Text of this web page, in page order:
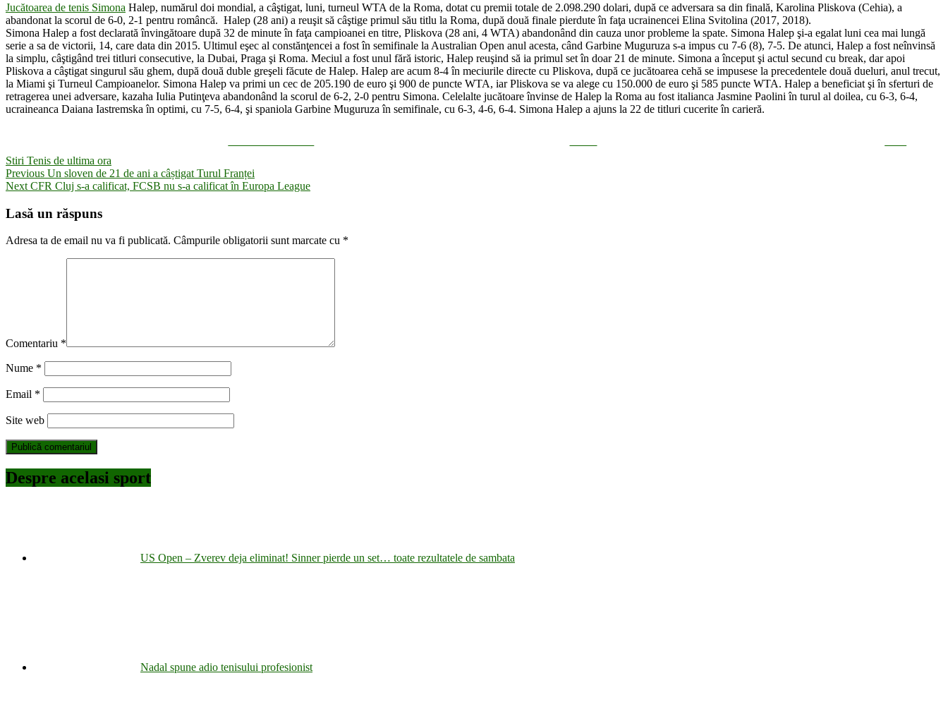
Jucătoarea de tenis Simona Halep, numărul doi mondial, a câştigat, luni, turneul WTA de la Roma, dotat cu premii totale de 2.098.290 dolari, după ce adversara sa din finală, Karolina Pliskova (Cehia), a
abandonat la scorul de 6-0, 2-1 pentru româncă. Halep (28 ani) a reuşit să câştige primul său titlu la Roma, după două finale pierdute în faţa ucrainencei Elina Svitolina (2017, 2018).
Simona Halep a fost declarată învingătoare după 32 de minute în faţa campioanei en titre, Pliskova (28 ani, 4 WTA) abandonând din cauza unor probleme la spate. Simona Halep şi-a egalat luni cea mai lungă
serie a sa de victorii, 14, care data din 2015. Ultimul eşec al constănţencei a fost în semifinale la Australian Open anul acesta, când Garbine Muguruza s-a impus cu 7-6 (8), 7-5. De atunci, Halep a fost neînvinsă
la simplu, câştigând trei titluri consecutive, la Dubai, Praga şi Roma. Meciul a fost unul fără istoric, Halep reuşind să ia primul set în doar 21 de minute. Simona a început şi actul secund cu break, dar apoi
Pliskova a câştigat singurul său ghem, după două duble greşeli făcute de Halep. Halep are acum 8-4 în meciurile directe cu Pliskova, după ce jucătoarea cehă se impusese la precedentele două dueluri, anul trecut,
la Miami şi Turneul Campioanelor. Simona Halep va primi un cec de 205.190 de euro şi 900 de puncte WTA, iar Pliskova se va alege cu 150.000 de euro şi 585 puncte WTA. Halep a beneficiat şi în sferturi de
retragerea unei adversare, kazaha Iulia Putinţeva abandonând la scorul de 6-2, 2-0 pentru Simona. Celelalte jucătoare învinse de Halep la Roma au fost italianca Jasmine Paolini în turul al doilea, cu 6-3, 6-4,
ucraineanca Daiana Iastremska în optimi, cu 7-5, 6-4, şi spaniola Garbine Muguruza în semifinale, cu 6-3, 4-6, 6-4. Simona Halep a ajuns la 22 de titluri cucerite în carieră.
Stiri Tenis de ultima ora
Navigare
în
articole
Previous Previous
post:
Un sloven de 21 de ani a câștigat Turul Franței
Next Next
CFR Cluj s-a calificat, FCSB nu s-a calificat în Europa League
Lasă un răspuns
Adresa ta de email nu va fi publicată. Câmpurile obligatorii sunt marcate cu *
Comentariu *
Nume *
Email *
Site web
Despre acelasi sport
US Open – Zverev deja eliminat! Sinner pierde un set… toate rezultatele de sambata
Nadal spune adio tenisului profesionist